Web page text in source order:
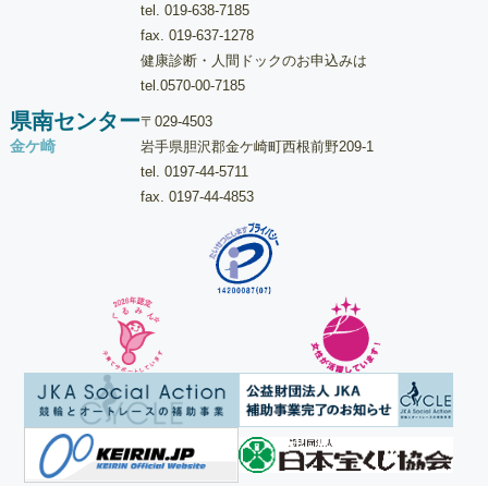
tel. 019-638-7185
fax. 019-637-1278
健康診断・人間ドックのお申込みは
tel. 0570-00-7185
県南センター
金ケ崎
〒029-4503
岩手県胆沢郡金ケ崎町西根前野209-1
tel. 0197-44-5711
fax. 0197-44-4853